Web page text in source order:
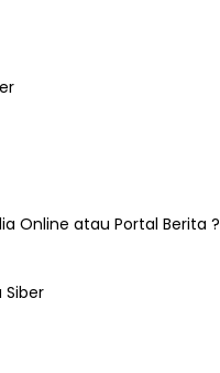
Online atau Portal Berita ?
Siber